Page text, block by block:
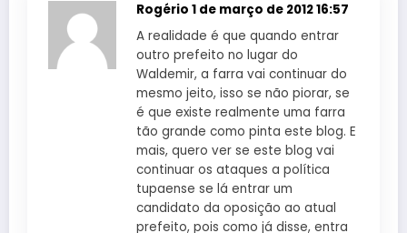
Rogério 1 de março de 2012 16:57
A realidade é que quando entrar
outro prefeito no lugar do
Waldemir, a farra vai continuar do
mesmo jeito, isso se não piorar, se
é que existe realmente uma farra
tão grande como pinta este blog. E
mais, quero ver se este blog vai
continuar os ataques a política
tupaense se lá entrar um
candidato da oposição ao atual
prefeito, pois como já disse, entra